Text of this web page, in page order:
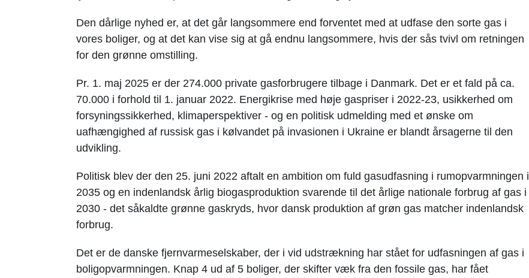
Den dårlige nyhed er, at det går langsommere end forventet med at udfase den sorte gas i
vores boliger, og at det kan vise sig at gå endnu langsommere, hvis der sås tvivl om retningen
for den grønne omstilling.
Pr. 1. maj 2025 er der 274.000 private gasforbrugere tilbage i Danmark. Det er et fald på ca.
70.000 i forhold til 1. januar 2022. Energikrise med høje gaspriser i 2022-23, usikkerhed om
forsyningssikkerhed, klimaperspektiver - og en politisk udmelding med et ønske om
uafhængighed af russisk gas i kølvandet på invasionen i Ukraine er blandt årsagerne til den
udvikling.
Politisk blev der den 25. juni 2022 aftalt en ambition om fuld gasudfasning i rumopvarmningen i
2035 og en indenlandsk årlig biogasproduktion svarende til det årlige nationale forbrug af gas i
2030 - det såkaldte grønne gaskryds, hvor dansk produktion af grøn gas matcher indenlandsk
forbrug.
Det er de danske fjernvarmeselskaber, der i vid udstrækning har stået for udfasningen af gas i
boligopvarmningen. Knap 4 ud af 5 boliger, der skifter væk fra den fossile gas, har fået